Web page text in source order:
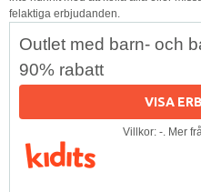
felaktiga erbjudanden.
Outlet med barn- och
90% rabatt
VISA
Villkor: -. Mer